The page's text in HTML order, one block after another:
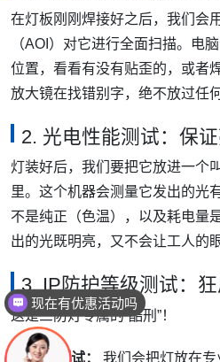
在灯板刚刚焊接好之后，我们会
（AOI）对它进行全面扫描。电
位置，看看有没有贴歪的，或者
放大镜在找错别字，绝不放过任
2. 光电性能测试：保
灯装好后，我们要把它放进一个
里。这个机器会测量它发出的光
不是纯正（色温），以及耗电量
出的光既明亮，又不会让工人的
3. IP防护等级测试：
这是三防灯专属的“酷刑”！
防水测试： 我们会把灯放在